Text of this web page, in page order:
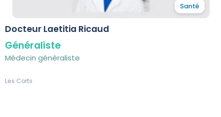
Santé
Docteur Laetitia Ricaud
Généraliste
Médecin généraliste
Les Corts